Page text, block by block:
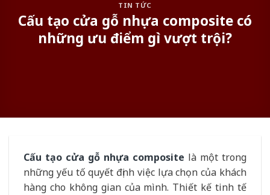
TIN TỨC
Cấu tạo cửa gỗ nhựa composite có
những ưu điểm gì vượt trội?
Cấu tạo cửa gỗ nhựa composite là một trong
những yếu tố quyết định việc lựa chọn của khách
hàng cho không gian của mình. Thiết kế tinh tế